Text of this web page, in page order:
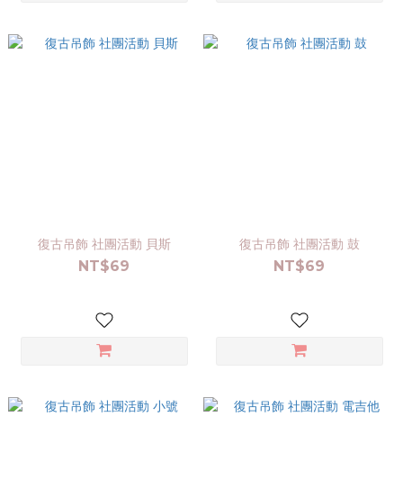
復古吊飾 社團活動 貝斯
NT$69
復古吊飾 社團活動 鼓
NT$69